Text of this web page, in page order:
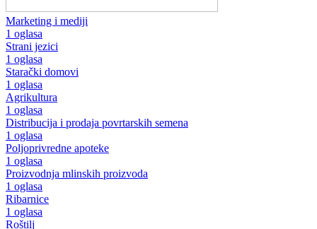
Marketing i mediji
1 oglasa
Strani jezici
1 oglasa
Starački domovi
1 oglasa
Agrikultura
1 oglasa
Distribucija i prodaja povrtarskih semena
1 oglasa
Poljoprivredne apoteke
1 oglasa
Proizvodnja mlinskih proizvoda
1 oglasa
Ribarnice
1 oglasa
Roštilj